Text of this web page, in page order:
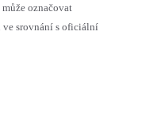
označovat
ve srovnání s oficiální